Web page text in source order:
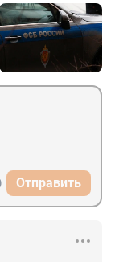
Отправить